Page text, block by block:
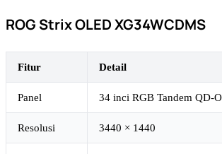
ROG Strix OLED XG34WCDMS
Fitur Detail
Panel 34 inci RGB Tandem QD-
Resolusi 3440 × 1440